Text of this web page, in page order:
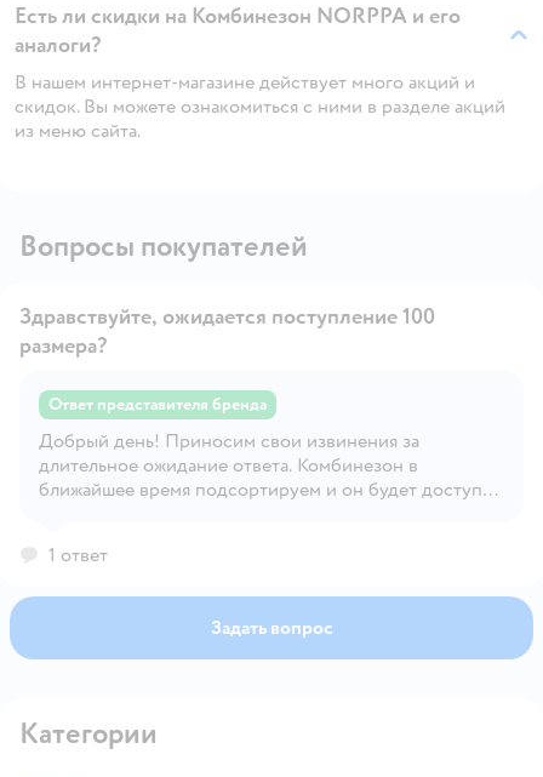
Есть ли скидки на Комбинезон NORPPA и его
аналоги?
В нашем интернет-магазине действует много акций и
скидок. Вы можете ознакомиться с ними в разделе акций
из меню сайта.
Вопросы покупателей
Открыть вопрос
Здравствуйте, ожидается поступление 100
размера?
Ответ представителя бренда
Добрый день! Приносим свои извинения за
длительное ожидание ответа. Комбинезон в
ближайшее время подсортируем и он будет доступен
1 ответ
Задать вопрос
Категории